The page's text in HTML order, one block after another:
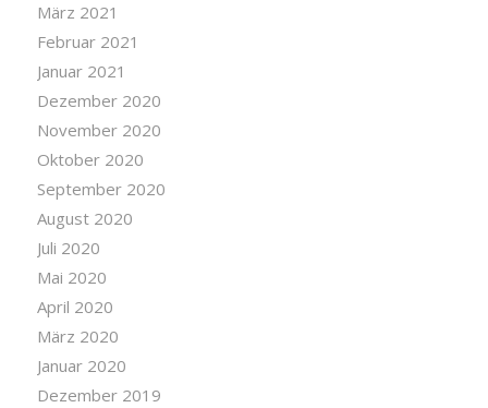
März 2021
Februar 2021
Januar 2021
Dezember 2020
November 2020
Oktober 2020
September 2020
August 2020
Juli 2020
Mai 2020
April 2020
März 2020
Januar 2020
Dezember 2019